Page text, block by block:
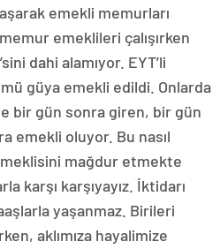
emekli memurları
emeklileri çalışırken
dahi alamıyor. EYT’li
güya emekli edildi. Onlarda
bir gün sonra giren, bir gün
emekli oluyor. Bu nasıl
mağdur etmekte
karşı karşıyayız. İktidarı
yaşanmaz. Birileri
aklımıza hayalimize